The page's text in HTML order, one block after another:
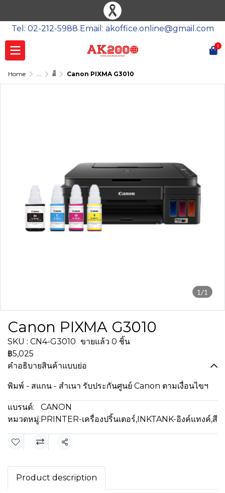
Tel: 02-212-5988 Email: akoffice.online@gmail.com
0
Home ... สี Canon PIXMA G3010
1/1
Canon PIXMA G3010
SKU : CN4-G3010 ขายแล้ว 0 ชิ้น
฿5,025
คำอธิบายสินค้าแบบย่อ
พิมพ์ - สแกน - สำเนา รับประกันศูนย์ Canon ตามเงื่อนไขฯ
แบรนด์:
CANON
หมวดหมู่:PRINTER-เครื่องปริ้นเตอร์,INKTANK-อิงค์แทงค์,สี
แชร์
Product description